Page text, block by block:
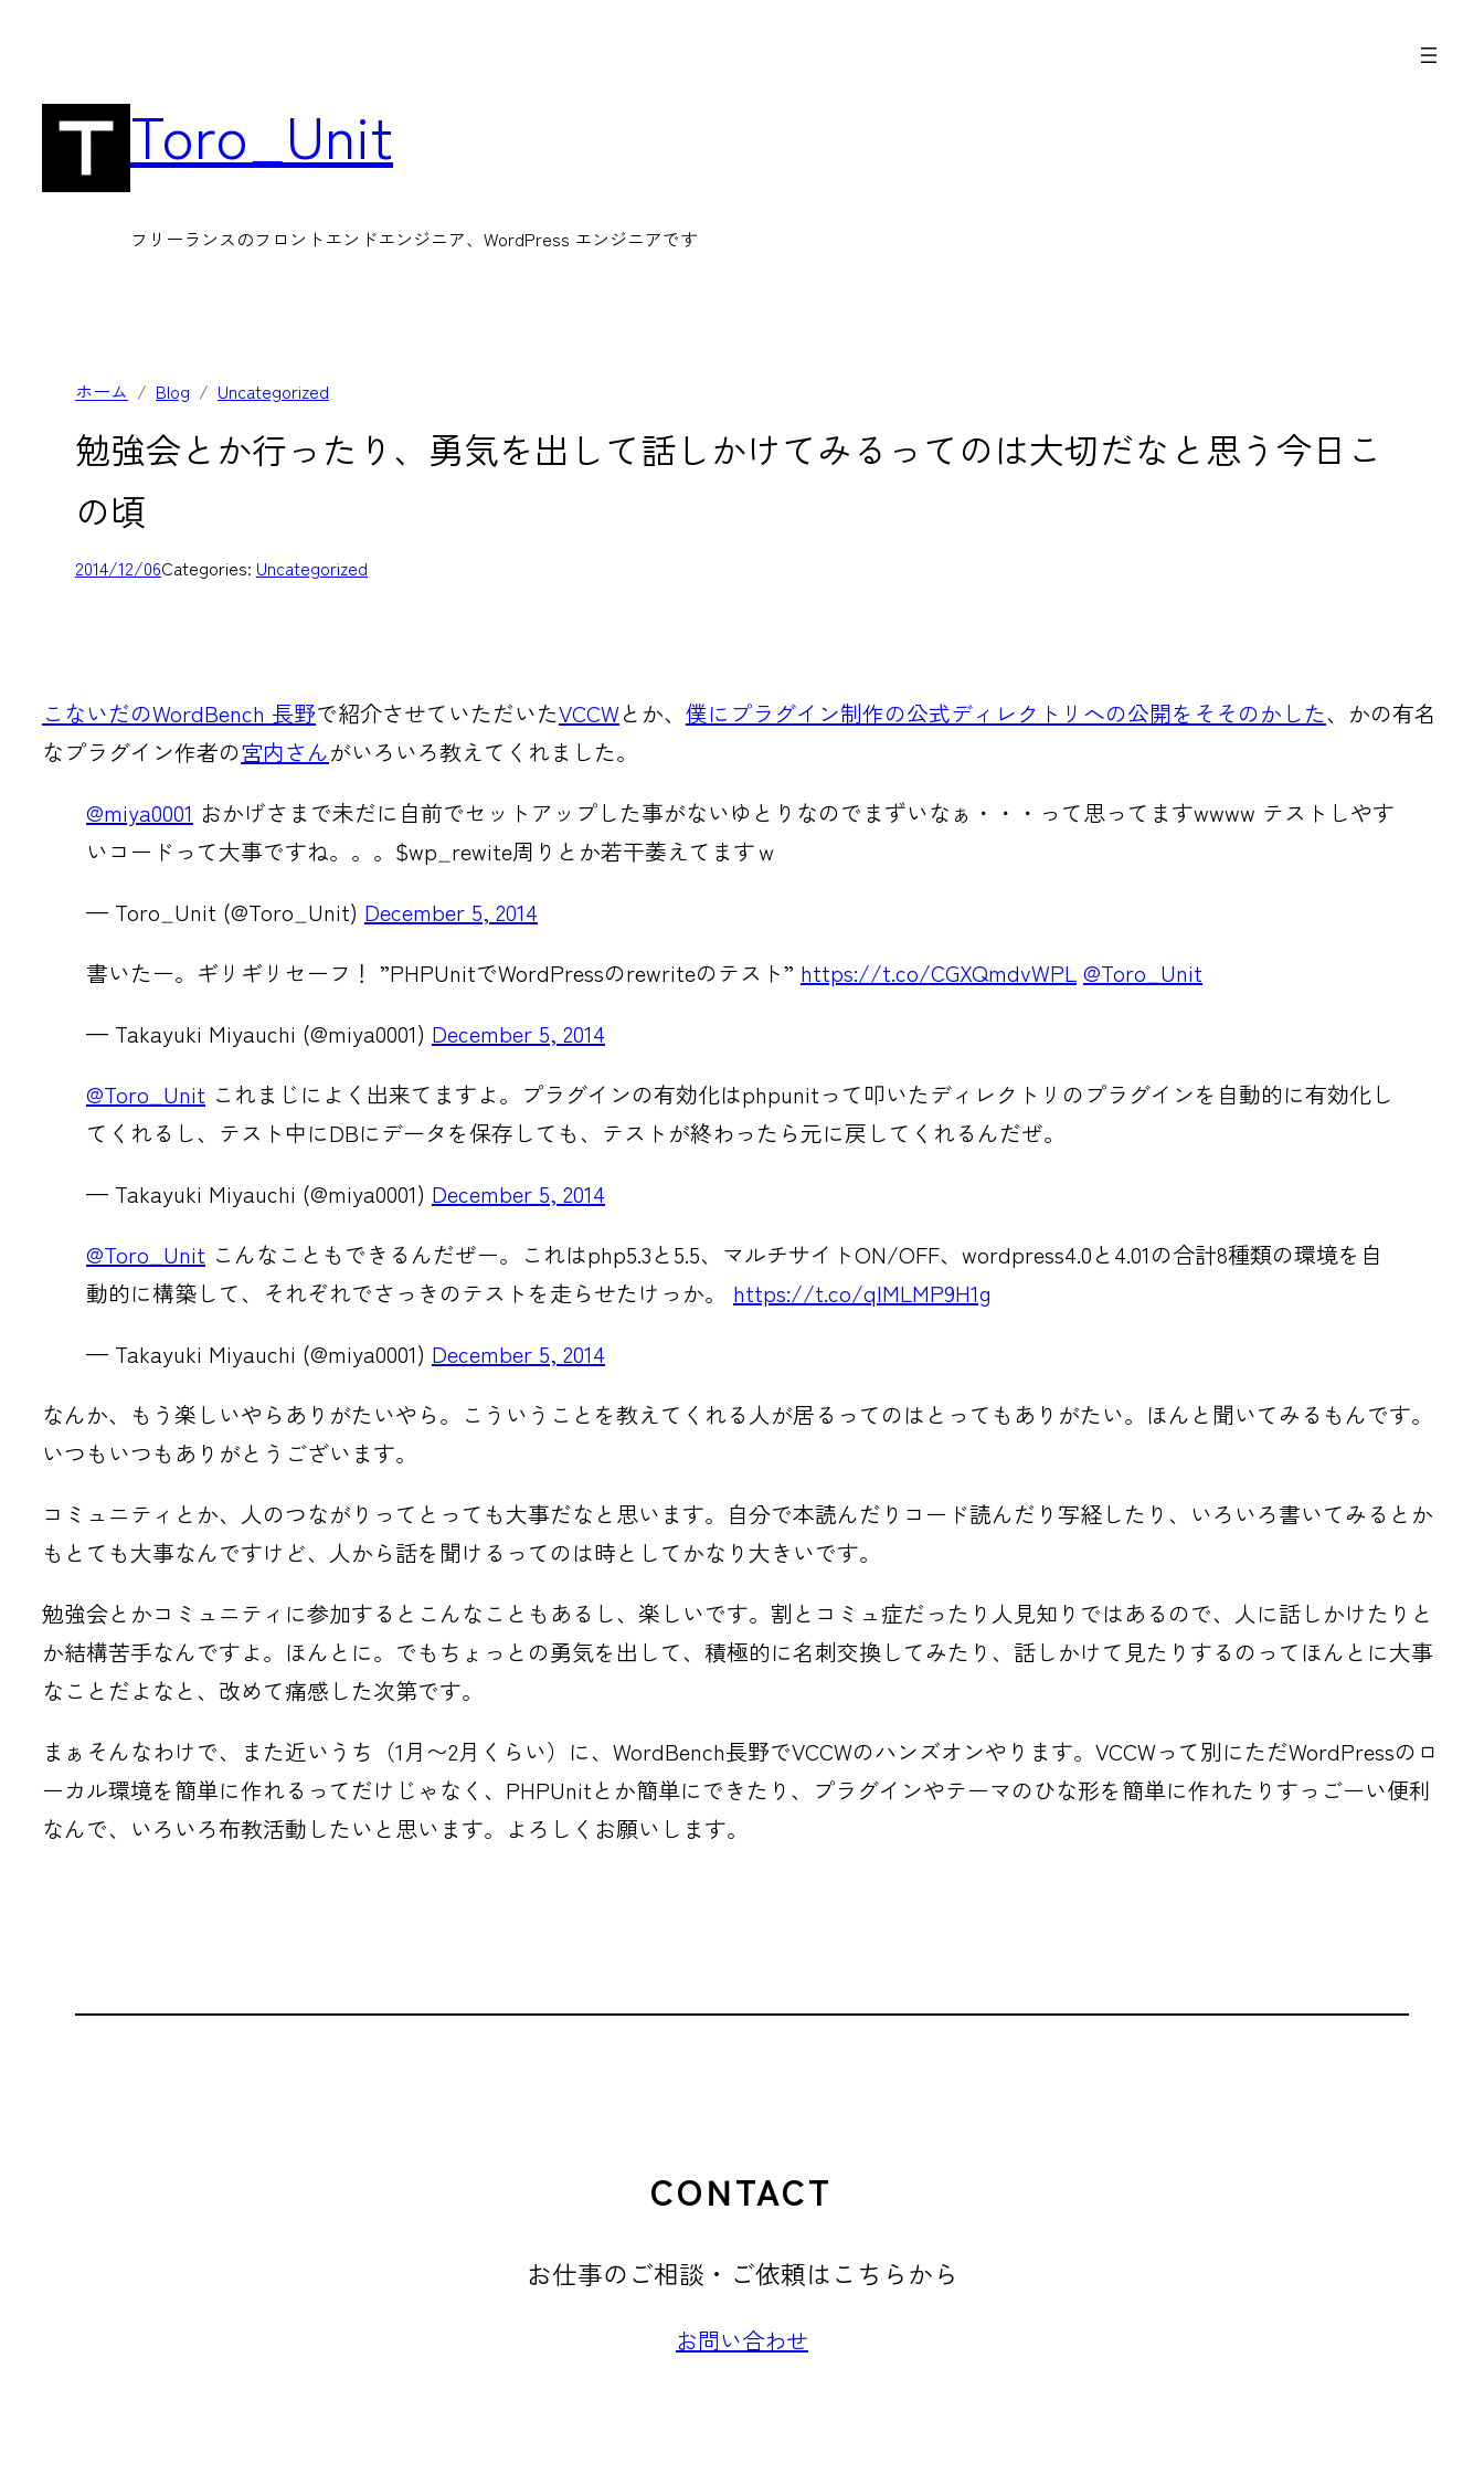
Toro_Unit
フリーランスのフロントエンドエンジニア、WordPress エンジニアです
ホーム Blog Uncategorized
勉強会とか行ったり、勇気を出して話しかけてみるってのは大切だなと思う今日こ
の頃
2014/12/06Categories: Uncategorized
こないだのWordBench 長野で紹介させていただいたVCCWとか、 僕にプラグイン制作の公式ディレクトリへの公開をそそのかした、かの有名
なプラグイン作者の宮内さんがいろいろ教えてくれました。
@miya0001 おかげさまで未だに自前でセットアップした事がないゆとりなのでまずいなぁ・・・って思ってますwwww テストしやす
いコードって大事ですね。。。$wp_rewite周りとか若干萎えてますｗ
— Toro_Unit (@Toro_Unit) December 5, 2014
書いたー。ギリギリセーフ！ ”PHPUnitでWordPressのrewriteのテスト” https://t.co/CGXQmdvWPL @Toro_Unit
— Takayuki Miyauchi (@miya0001) December 5, 2014
@Toro_Unit これまじによく出来てますよ。プラグインの有効化はphpunitって叩いたディレクトリのプラグインを自動的に有効化し
てくれるし、テスト中にDBにデータを保存しても、テストが終わったら元に戻してくれるんだぜ。
— Takayuki Miyauchi (@miya0001) December 5, 2014
@Toro_Unit こんなこともできるんだぜー。これはphp5.3と5.5、マルチサイトON/OFF、wordpress4.0と4.01の合計8種類の環境を自
動的に構築して、それぞれでさっきのテストを走らせたけっか。 https://t.co/qlMLMP9H1g
— Takayuki Miyauchi (@miya0001) December 5, 2014
なんか、もう楽しいやらありがたいやら。こういうことを教えてくれる人が居るってのはとってもありがたい。ほんと聞いてみるもんです。
いつもいつもありがとうございます。
コミュニティとか、人のつながりってとっても大事だなと思います。自分で本読んだりコード読んだり写経したり、いろいろ書いてみるとか
もとても大事なんですけど、人から話を聞けるってのは時としてかなり大きいです。
勉強会とかコミュニティに参加するとこんなこともあるし、楽しいです。割とコミュ症だったり人見知りではあるので、人に話しかけたりと
か結構苦手なんですよ。ほんとに。でもちょっとの勇気を出して、積極的に名刺交換してみたり、話しかけて見たりするのってほんとに大事
なことだよなと、改めて痛感した次第です。
まぁそんなわけで、また近いうち（1月〜2月くらい）に、WordBench長野でVCCWのハンズオンやります。VCCWって別にただWordPressのロ
ーカル環境を簡単に作れるってだけじゃなく、PHPUnitとか簡単にできたり、プラグインやテーマのひな形を簡単に作れたりすっごーい便利
なんで、いろいろ布教活動したいと思います。よろしくお願いします。
CONTACT
お仕事のご相談・ご依頼はこちらから
お問い合わせ